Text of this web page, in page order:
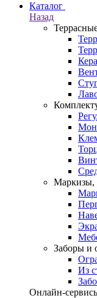
Каталог
Назад
Маркизы,
Заборы и
Из
Онлайн-